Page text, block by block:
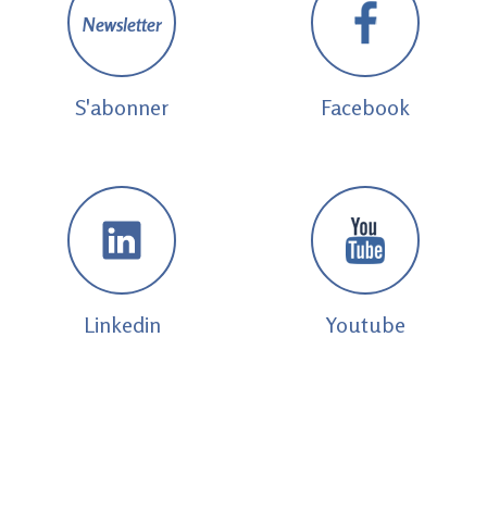
Newsletter
S'abonner Facebook
Linkedin Youtube